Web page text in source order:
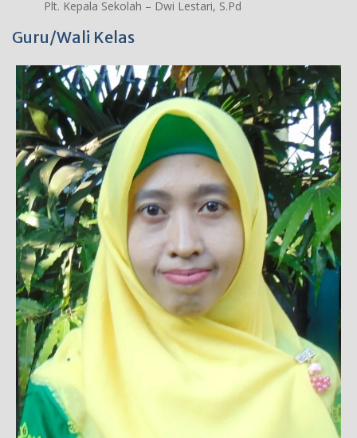
Plt. Kepala Sekolah – Dwi Lestari, S.Pd
Guru/Wali Kelas